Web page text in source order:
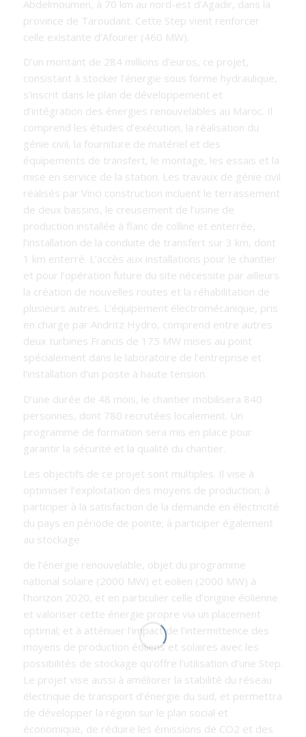
Abdelmoumen, à 70 km au nord-est d’Agadir, dans la
province de Taroudant. Cette Step vient renforcer
celle existante d’Afourer (460 MW).
D’un montant de 284 millions d’euros, ce projet,
consistant à stocker l’énergie sous forme hydraulique,
s’inscrit dans le plan de développement et
d’intégration des énergies renouvelables au Maroc. Il
comprend les études d’exécution, la réalisation du
génie civil, la fourniture de matériel et des
équipements de transfert, le montage, les essais et la
mise en service de la station. Les travaux de génie civil
réalisés par Vinci construction incluent le terrassement
de deux bassins, le creusement de l’usine de
production installée à flanc de colline et enterrée,
l’installation de la conduite de transfert sur 3 km, dont
1 km enterré. L’accès aux installations pour le chantier
et pour l’opération future du site nécessite par ailleurs
la création de nouvelles routes et la réhabilitation de
plusieurs autres. L’équipement électromécanique, pris
en charge par Andritz Hydro, comprend entre autres
deux turbines Francis de 175 MW mises au point
spécialement dans le laboratoire de l’entreprise et
l’installation d’un poste à haute tension.
D’une durée de 48 mois, le chantier mobilisera 840
personnes, dont 780 recrutées localement. Un
programme de formation sera mis en place pour
garantir la sécurité et la qualité du chantier.
Les objectifs de ce projet sont multiples. Il vise à
optimiser l’exploitation des moyens de production; à
participer à la satisfaction de la demande en électricité
du pays en période de pointe; à participer également
au stockage
de l’énergie renouvelable, objet du programme
national solaire (2000 MW) et eolien (2000 MW) à
l’horizon 2020, et en particulier celle d’origine éolienne
et valoriser cette énergie propre via un placement
optimal; et à atténuer l’impact de l’intermittence des
moyens de production éoliens et solaires avec les
possibilités de stockage qu’offre l’utilisation d’une Step.
Le projet vise aussi à améliorer la stabilité du réseau
électrique de transport d’énergie du sud, et permettra
de développer la région sur le plan social et
économique, de réduire les émissions de CO2 et des